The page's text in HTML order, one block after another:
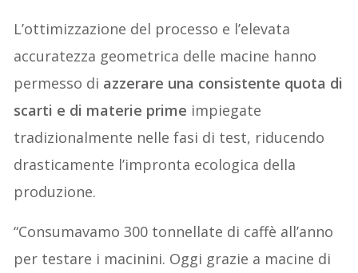
L’ottimizzazione del processo e l’elevata
accuratezza geometrica delle macine hanno
permesso di azzerare una consistente quota di
scarti e di materie prime impiegate
tradizionalmente nelle fasi di test, riducendo
drasticamente l’impronta ecologica della
produzione.
“Consumavamo 300 tonnellate di caffè all’anno
per testare i macinini. Oggi grazie a macine di